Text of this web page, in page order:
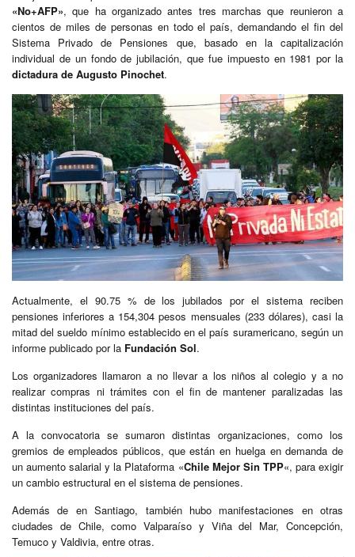
«No+AFP», que ha organizado antes tres marchas que reunieron a
cientos de miles de personas en todo el país, demandando el fin del
Sistema Privado de Pensiones que, basado en la capitalización
individual de un fondo de jubilación, que fue impuesto en 1981 por la
dictadura de Augusto Pinochet.
Actualmente, el 90.75 % de los jubilados por el sistema reciben
pensiones inferiores a 154,304 pesos mensuales (233 dólares), casi la
mitad del sueldo mínimo establecido en el país suramericano, según un
informe publicado por la Fundación Sol.
Los organizadores llamaron a no llevar a los niños al colegio y a no
realizar compras ni trámites con el fin de mantener paralizadas las
distintas instituciones del país.
A la convocatoria se sumaron distintas organizaciones, como los
gremios de empleados públicos, que están en huelga en demanda de
un aumento salarial y la Plataforma «Chile Mejor Sin TPP«, para exigir
un cambio estructural en el sistema de pensiones.
Además de en Santiago, también hubo manifestaciones en otras
ciudades de Chile, como Valparaíso y Viña del Mar, Concepción,
Temuco y Valdivia, entre otras.